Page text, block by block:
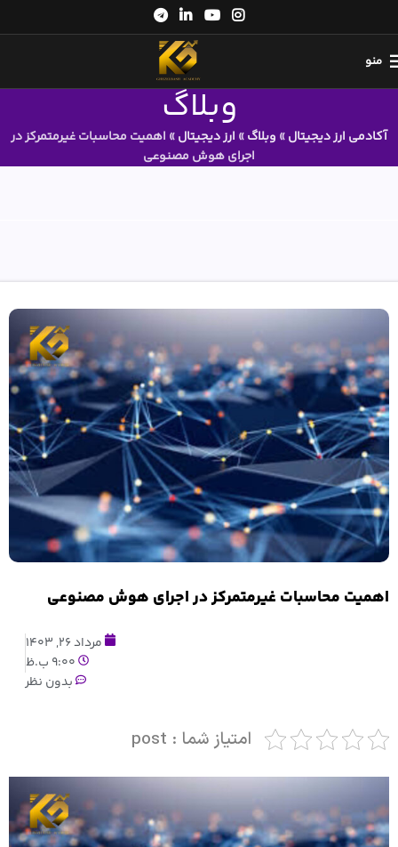
منو
وبلاگ
آکادمی ارز دیجیتال» وبلاگ» ارز دیجیتال» اهمیت محاسبات غیرمتمرکز در
اجرای هوش مصنوعی
اهمیت محاسبات غیرمتمرکز در اجرای هوش مصنوعی
مرداد 26, 1403
9:00 ب.ظ
بدون نظر
امتیاز شما : post